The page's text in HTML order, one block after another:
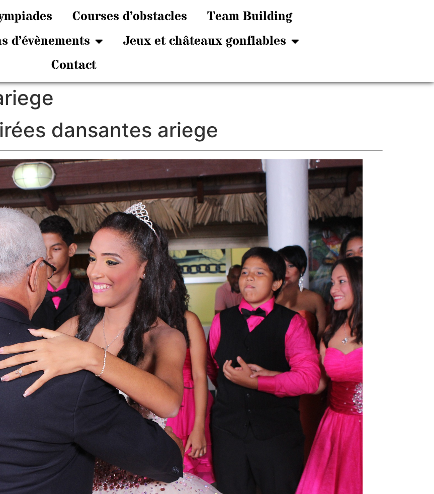
Courses d’obstacles
Team Building
d’évènements
Jeux et châteaux gonflables
Contact
dansantes ariege